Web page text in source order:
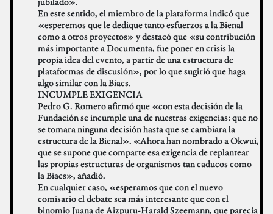
En este sentido, el miembro de la plataforma indicó que
«esperemos que le dedique tanto esfuerzos a la Bienal
como a otros proyectos» y destacó que «su contribución
más importante a Documenta, fue poner en crisis la
propia idea del evento, a partir de una estructura de
plataformas de discusión», por lo que sugirió que haga
algo similar con la Biacs.
INCUMPLE EXIGENCIA
Pedro G. Romero afirmó que «con esta decisión de la
Fundación se incumple una de nuestras exigencias: que no
se tomara ninguna decisión hasta que se cambiara la
estructura de la Bienal». «Ahora han nombrado a Okwui,
que se supone que comparte esa exigencia de replantear
las propias estructuras de organismos tan caducos como
la Biacs», añadió.
En cualquier caso, «esperamos que con el nuevo
comisario el debate sea más interesante que con el
binomio Juana de Aizpuru-Harald Szeemann, que parecía